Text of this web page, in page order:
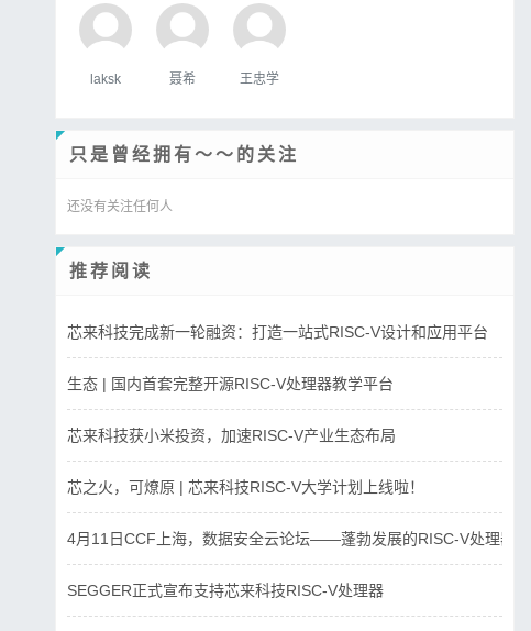
laksk 聂希 王忠学
只是曾经拥有～～的关注
还没有关注任何人
推荐阅读
芯来科技完成新一轮融资：打造一站式RISC-V设计和应用平台
生态 | 国内首套完整开源RISC-V处理器教学平台
芯来科技获小米投资，加速RISC-V产业生态布局
芯之火，可燎原 | 芯来科技RISC-V大学计划上线啦！
4月11日CCF上海，数据安全云论坛——蓬勃发展的RISC-V处理器
SEGGER正式宣布支持芯来科技RISC-V处理器